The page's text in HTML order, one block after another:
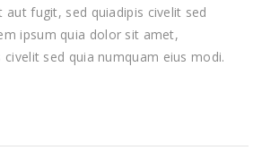
aut fugit, sed quiadipis civelit sed
ipsum quia dolor sit amet,
sed quia numquam eius modi.